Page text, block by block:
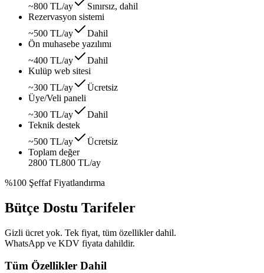
~800 TL/ay
Sınırsız, dahil
Rezervasyon sistemi
~500 TL/ay
Dahil
Ön muhasebe yazılımı
~400 TL/ay
Dahil
Kulüp web sitesi
~300 TL/ay
Ücretsiz
Üye/Veli paneli
~300 TL/ay
Dahil
Teknik destek
~500 TL/ay
Ücretsiz
Toplam değer
2800 TL800 TL/ay
%100 Şeffaf Fiyatlandırma
Bütçe Dostu Tarifeler
Gizli ücret yok. Tek fiyat, tüm özellikler dahil.
WhatsApp ve KDV fiyata dahildir.
Tüm Özellikler Dahil